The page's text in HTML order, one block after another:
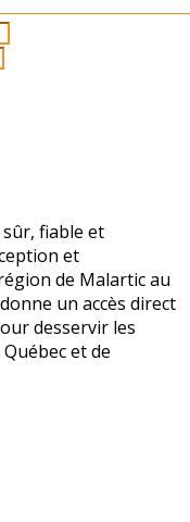
fiable et
et
de Malartic au
un accès direct
desservir les
et de